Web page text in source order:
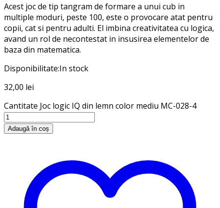
Acest joc de tip tangram de formare a unui cub in
multiple moduri, peste 100, este o provocare atat pentru
copii, cat si pentru adulti. El imbina creativitatea cu logica,
avand un rol de necontestat in insusirea elementelor de
baza din matematica.
Disponibilitate:In stock
32,00 lei
Cantitate Joc logic IQ din lemn color mediu MC-028-4
Adaugă în coș